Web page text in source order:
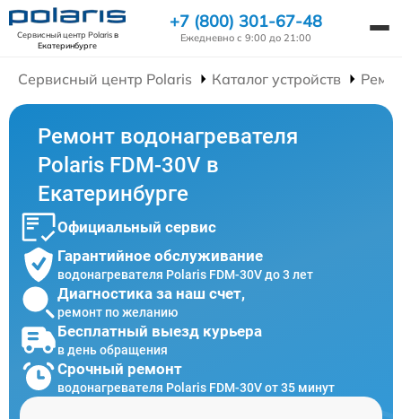
Сервисный центр Polarisв
Екатеринбурге
+7 (800) 301-67-48
Ежедневно с 9:00 до 21:00
Сервисный центр Polaris Каталог устройств
Ремонт водонагревателя
Polaris FDM-30V в
Екатеринбурге
Официальный сервис
Гарантийное обслуживание
водонагревателя Polaris FDM-30V до 3 лет
Диагностика за наш счет,
ремонт по желанию
Бесплатный выезд курьера
в день обращения
Срочный ремонт
водонагревателя Polaris FDM-30V от 35 минут